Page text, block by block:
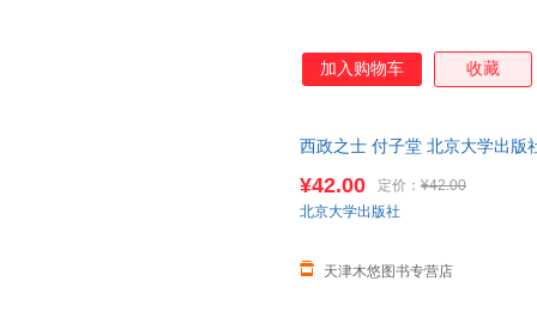
加入购物车 收藏
西政之士 付子堂 北京大学出版
¥42.00 定价： ¥42.00
天津木悠图书专营店
北京大学出版社